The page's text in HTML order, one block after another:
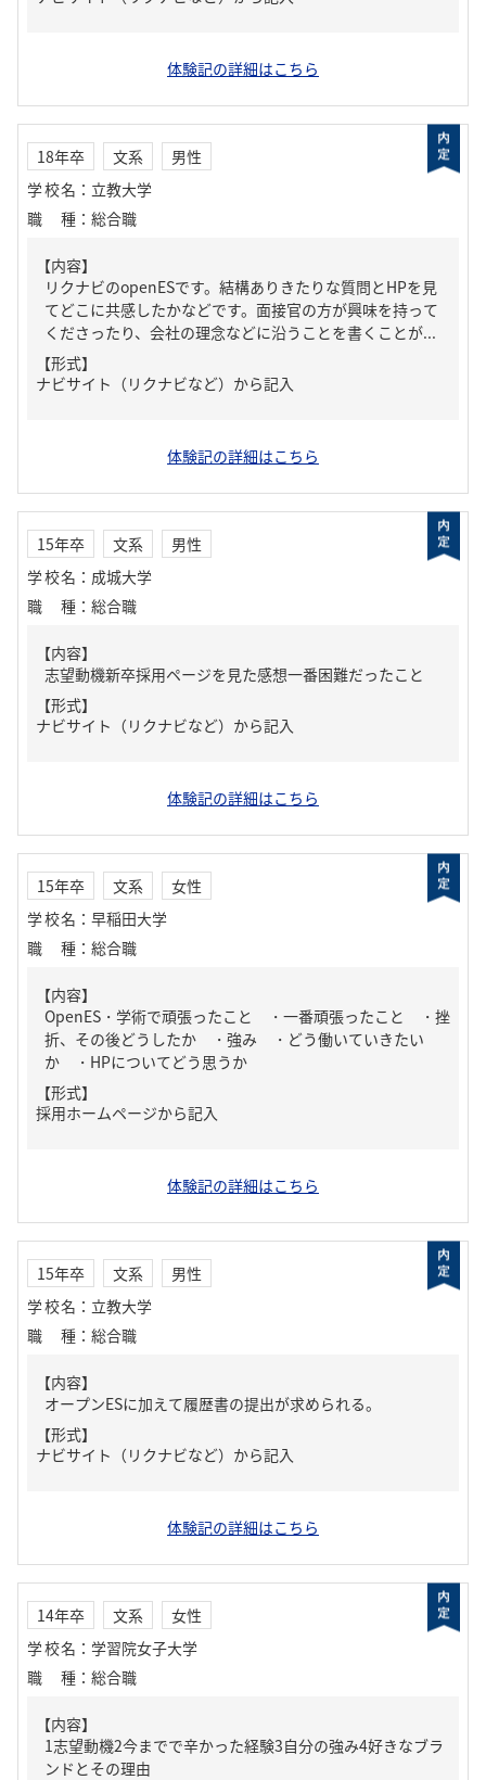
体験記の詳細はこちら
18年卒 文系
男性
学校名 ： 立教大学
職種 ： 総合職
【内容】
リクナビのopenESです。結構ありきたりな質問とHPを見
てどこに共感したかなどです。面接官の方が興味を持って
くださったり、会社の理念などに沿うことを書くことが...
【形式】
ナビサイト（リクナビなど）から記入
体験記の詳細はこちら
15年卒 文系
男性
学校名 ： 成城大学
職種 ： 総合職
【内容】
志望動機新卒採用ページを見た感想一番困難だったこと
【形式】
ナビサイト（リクナビなど）から記入
体験記の詳細はこちら
15年卒 文系
女性
学校名 ： 早稲田大学
職種 ： 総合職
【内容】
OpenES・学術で頑張ったこと ・一番頑張ったこと ・挫
折、その後どうしたか ・強み ・どう働いていきたい
か ・HPについてどう思うか
【形式】
採用ホームページから記入
体験記の詳細はこちら
15年卒 文系
男性
学校名 ： 立教大学
職種 ： 総合職
【内容】
オープンESに加えて履歴書の提出が求められる。
【形式】
ナビサイト（リクナビなど）から記入
体験記の詳細はこちら
14年卒 文系
女性
学校名 ： 学習院女子大学
職種 ： 総合職
【内容】
1志望動機2今までで辛かった経験3自分の強み4好きなブラ
ンドとその理由